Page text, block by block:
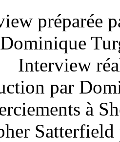
préparée
Dominique
Interview
par
à